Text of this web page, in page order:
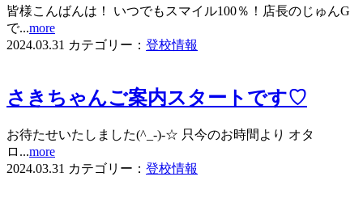
皆様こんばんは！ いつでもスマイル100％！店長のじゅんG
で...more
2024.03.31 カテゴリー： 登校情報
さきちゃんご案内スタートです♡
お待たせいたしました(^_-)-☆ 只今のお時間より オタ
ロ...more
2024.03.31 カテゴリー： 登校情報